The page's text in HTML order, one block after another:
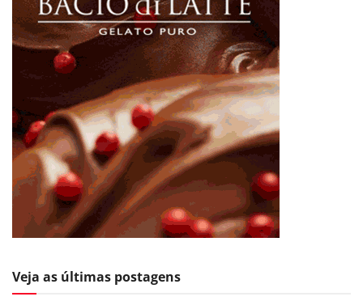
Veja as últimas postagens